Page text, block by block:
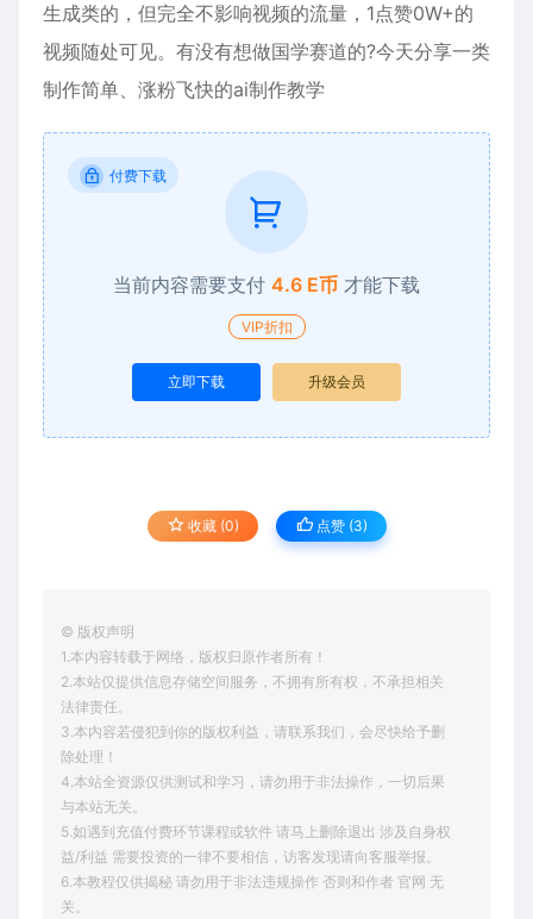
生成类的，但完全不影响视频的流量，1点赞0W+的
视频随处可见。有没有想做国学赛道的?今天分享一类
制作简单、涨粉飞快的ai制作教学
付费下载
当前内容需要支付 4.6 E币 才能下载
VIP折扣
立即下载 升级会员
收藏 (0) 点赞 (3)
© 版权声明
1.本内容转载于网络，版权归原作者所有！
2.本站仅提供信息存储空间服务，不拥有所有权，不承担相关
法律责任。
3.本内容若侵犯到你的版权利益，请联系我们，会尽快给予删
除处理！
4.本站全资源仅供测试和学习，请勿用于非法操作，一切后果
与本站无关。
5.如遇到充值付费环节课程或软件 请马上删除退出 涉及自身权
益/利益 需要投资的一律不要相信，访客发现请向客服举报。
6.本教程仅供揭秘 请勿用于非法违规操作 否则和作者 官网 无
关。